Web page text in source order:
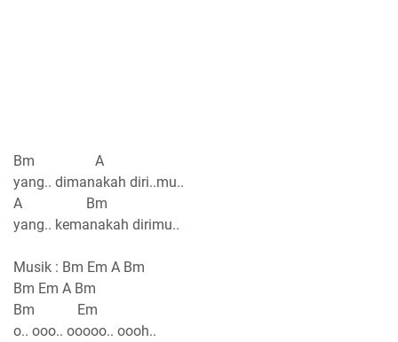
Bm A
yang.. dimanakah diri..mu..
A Bm
yang.. kemanakah dirimu..
Musik : Bm Em A Bm
Bm Em A Bm
Bm Em
o.. ooo.. ooooo.. oooh..